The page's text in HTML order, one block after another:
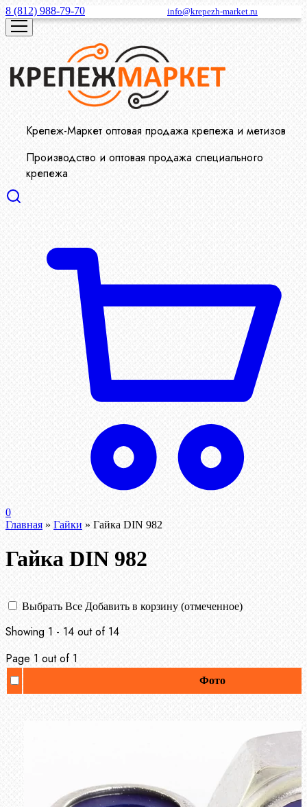
8 (812) 988-79-70 info@krepezh-market.ru
Крепеж-Маркет оптовая продажа крепежа и метизов
Производство и оптовая продажа специального
крепежа
0
Главная » Гайки » Гайка DIN 982
Гайка DIN 982
Выбрать Все Добавить в корзину (отмеченное)
Showing 1 - 14 out of 14
Page 1 out of 1
Фото